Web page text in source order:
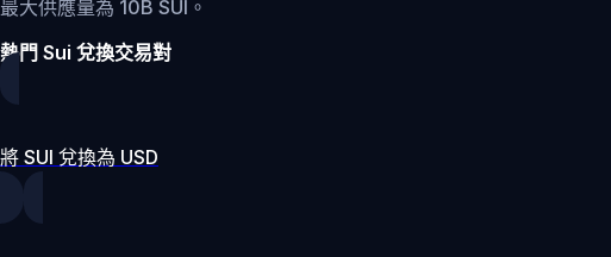
最大供應量為 10B SUI。
熱門 Sui 兌換交易對
將 SUI 兌換為 USD